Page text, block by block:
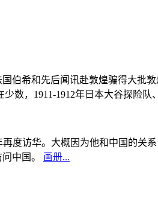
伯希和先后闻讯赴敦煌骗得大批
，1911-1912年日本大谷探险队
再度访华。大概因为他和中国的
中国。 画册...